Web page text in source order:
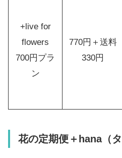
+live for
flowers
700円プラ
ン
770円＋送料
330円
花の定期便＋hana（